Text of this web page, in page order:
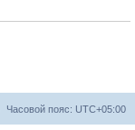
Часовой пояс: UTC+05:00